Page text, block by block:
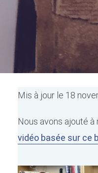
Mis à jour le 18
Nous avons ajouté à
vidéo basée sur ce